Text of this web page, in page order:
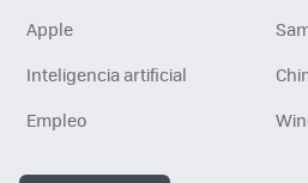
Apple
Inteligencia artificial
Empleo